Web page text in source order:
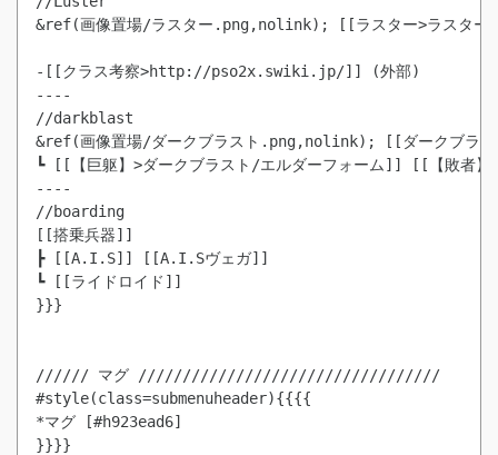
&ref(画像置場/ラスター.png,nolink); [[ラスター>ラスタ
-[[クラス考察>http://pso2x.swiki.jp/]] (外部)
----
//darkblast
&ref(画像置場/ダークブラスト.png,nolink); [[ダークブラ
┗ [[【巨躯】>ダークブラスト/エルダーフォーム]] [[【敗者
----
//boarding
[[搭乗兵器]]
┣ [[A.I.S]] [[A.I.Sヴェガ]]
┗ [[ライドロイド]]
}}}
////// マグ //////////////////////////////////
#style(class=submenuheader){{{{
*マグ [#h923ead6]
}}}}